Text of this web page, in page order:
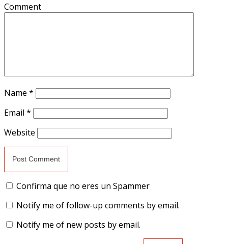
Comment
Name *
Email *
Website
Confirma que no eres un Spammer
Notify me of follow-up comments by email.
Notify me of new posts by email.